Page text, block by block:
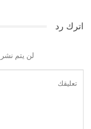
اترك رد
لن يتم